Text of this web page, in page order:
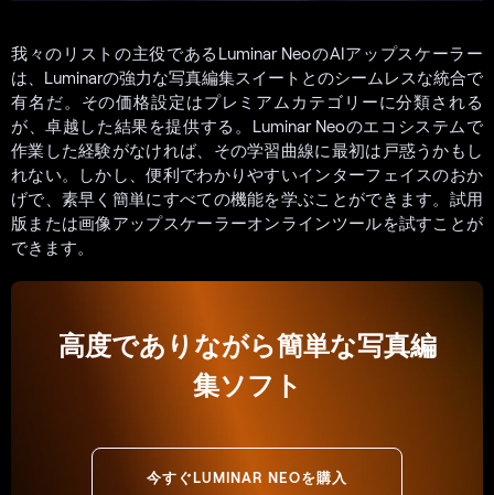
我々のリストの主役であるLuminar NeoのAIアップスケーラー
は、Luminarの強力な写真編集スイートとのシームレスな統合で
有名だ。その価格設定はプレミアムカテゴリーに分類される
が、卓越した結果を提供する。Luminar Neoのエコシステムで
作業した経験がなければ、その学習曲線に最初は戸惑うかもし
れない。しかし、便利でわかりやすいインターフェイスのおか
げで、素早く簡単にすべての機能を学ぶことができます。試用
版または画像アップスケーラーオンラインツールを試すことが
できます。
高度でありながら簡単な写真編
集ソフト
今すぐLUMINAR NEOを購入